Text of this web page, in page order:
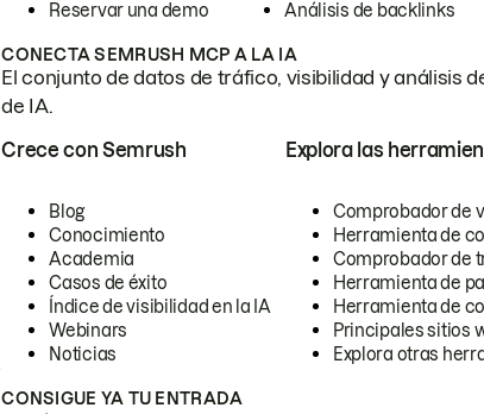
Reservar una demo
Análisis de backlinks
CONECTA SEMRUSH MCP A LA IA
El conjunto de datos de tráfico, visibilidad y análisis
de IA.
Crece con Semrush
Blog
Conocimiento
Academia
Casos de éxito
Índice de visibilidad en la IA
Webinars
Noticias
Explora las
Comprobador de
Herramienta de
Comprobador de
Herramienta de
Herramienta de
Principales sitios
Explora otras
CONSIGUE YA TU ENTRADA